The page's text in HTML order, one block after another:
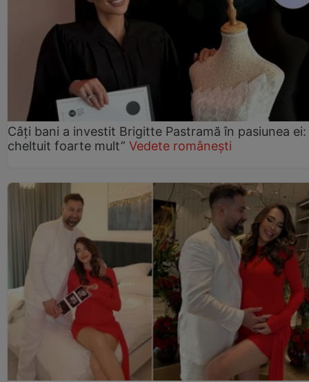
Câți bani a investit Brigitte Pastramă în pasiunea ei:
cheltuit foarte mult” Vedete românești